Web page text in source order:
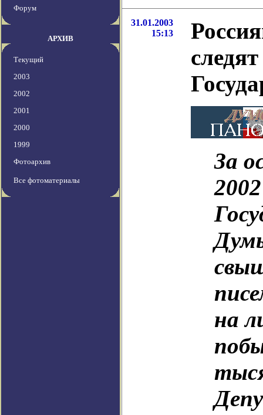
Форум
АРХИВ
Текущий
2003
2002
2001
2000
1999
Фотоархив
Все фотоматериалы
31.01.2003
15:13
За
на